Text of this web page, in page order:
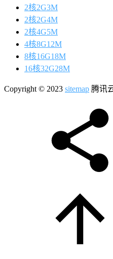
2核2G3M
2核2G4M
2核4G5M
4核8G12M
8核16G18M
16核32G28M
Copyright © 2023 sitemap 腾讯